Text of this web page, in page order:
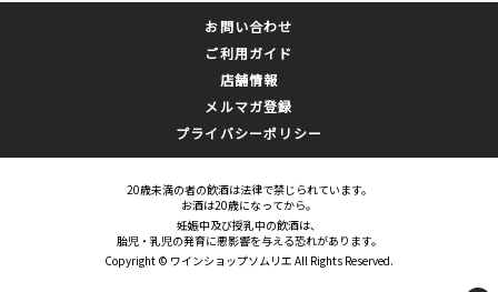
お問い合わせ
ご利用ガイド
店舗情報
メルマガ登録
プライバシーポリシー
20歳未満の者の飲酒は法律で禁じられています。
お酒は20歳になってから。
妊娠中及び授乳中の飲酒は、
胎児・乳児の発育に悪影響を与える恐れがあります。
Copyright © ワインショップソムリエ All Rights Reserved.